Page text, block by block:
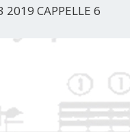
2019 CAPPELLE 6